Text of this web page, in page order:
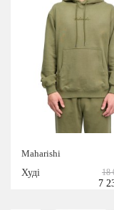
Maharishi
Худі
18
7